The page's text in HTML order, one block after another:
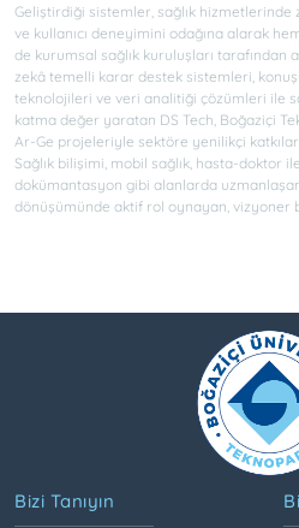
Geliştirdiği sistemler, sağlık
ve kullanıcı deneyimini odağına alarak
de kurumsal sağlık kuruluşları tarafından
zekâ temelli karar destek sistemleri,
teknolojileri ve veri analitiği çözümleri ile
katma değer yaratan DS Tech, Boğaziçi
Ar-Ge projeleriyle sektöre yenilikçi
Sağlık bilişimi, mobil sağlık, hasta-doktor
dokümantasyon gibi alanlarda
dönüşümünde aktif rol oynayan, vizyoner
Bizi Tanıyın